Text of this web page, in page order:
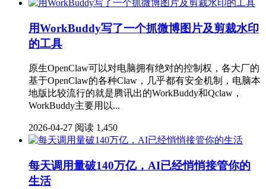
用WorkBuddy写了一个抓微博图片及剪裁水印
的工具
原生OpenClaw可以对电脑拥有绝对的控制权，各大厂的
基于OpenClaw的各种Claw，几乎都有安全机制，电脑本
地版比较流行的就是腾讯出的WorkBuddy和Qclaw，
WorkBuddy主要用以...
2026-04-27 阅读 1,450
每天调用量破140万亿，AI已经悄悄接管你的
生活